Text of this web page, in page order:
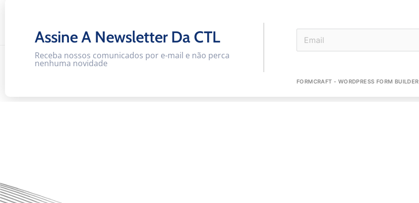
Assine A Newsletter Da CTL
Receba nossos comunicados por e-mail e não perca
nenhuma novidade
FORMCRAFT - WORDPRESS FORM BUILDER